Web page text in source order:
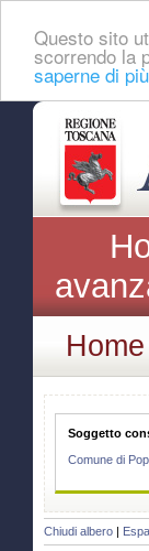
Questo sito
scorrendo la
saperne di
Home
Soggetto
Comune di
Chiudi albero